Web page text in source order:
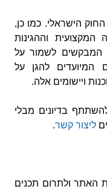
הישראלי. כמו כן,
וההגינות
המבקשים לשמור על
המיועדים להגן על
ויישומים אלה.
בדיונים מבלי
ליצור קשר.
האתר ולתרום תכנים